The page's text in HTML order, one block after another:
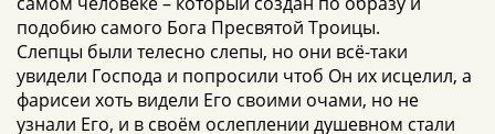
подобию самого Бога Пресвятой Троицы.
Слепцы были телесно слепы, но они всё-таки
увидели Господа и попросили чтоб Он их исцелил, а
фарисеи хоть видели Его своими очами, но не
узнали Его, и в своём ослеплении душевном стали